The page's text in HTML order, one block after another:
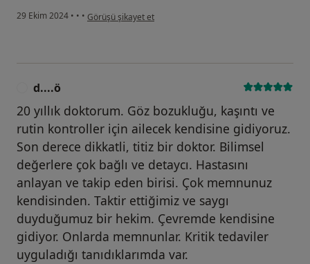
29 Ekim 2024 • • • kullanıcının görüşüne göre c....t
Görüşü şikayet et
d....ö
20 yıllık doktorum. Göz bozukluğu, kaşıntı ve
rutin kontroller için ailecek kendisine gidiyoruz.
Son derece dikkatli, titiz bir doktor. Bilimsel
değerlere çok bağlı ve detaycı. Hastasını
anlayan ve takip eden birisi. Çok memnunuz
kendisinden. Taktir ettiğimiz ve saygı
duyduğumuz bir hekim. Çevremde kendisine
gidiyor. Onlarda memnunlar. Kritik tedaviler
uyguladığı tanıdıklarımda var.